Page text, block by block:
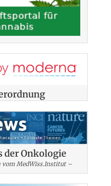
der Onkologie
vom MedWiss.Institut –